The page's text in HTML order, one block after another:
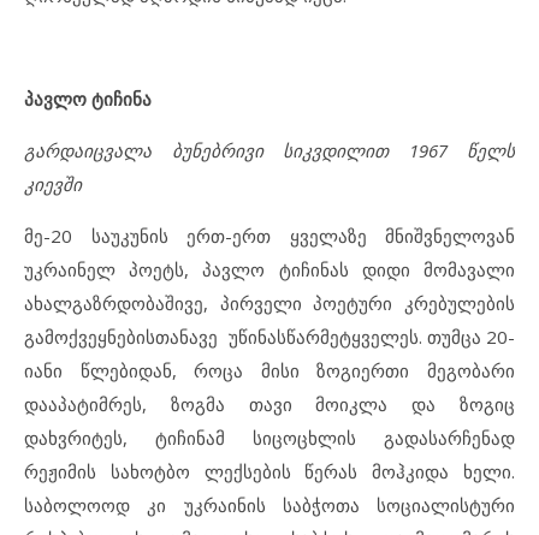
პავლო ტიჩინა
გარდაიცვალა ბუნებრივი სიკვდილით 1967 წელს
კიევში
მე-20 საუკუნის ერთ-ერთ ყველაზე მნიშვნელოვან
უკრაინელ პოეტს, პავლო ტიჩინას დიდი მომავალი
ახალგაზრდობაშივე, პირველი პოეტური კრებულების
გამოქვეყნებისთანავე უწინასწარმეტყველეს. თუმცა 20-
იანი წლებიდან, როცა მისი ზოგიერთი მეგობარი
დააპატიმრეს, ზოგმა თავი მოიკლა და ზოგიც
დახვრიტეს, ტიჩინამ სიცოცხლის გადასარჩენად
რეჟიმის სახოტბო ლექსების წერას მოჰკიდა ხელი.
საბოლოოდ კი უკრაინის საბჭოთა სოციალისტური